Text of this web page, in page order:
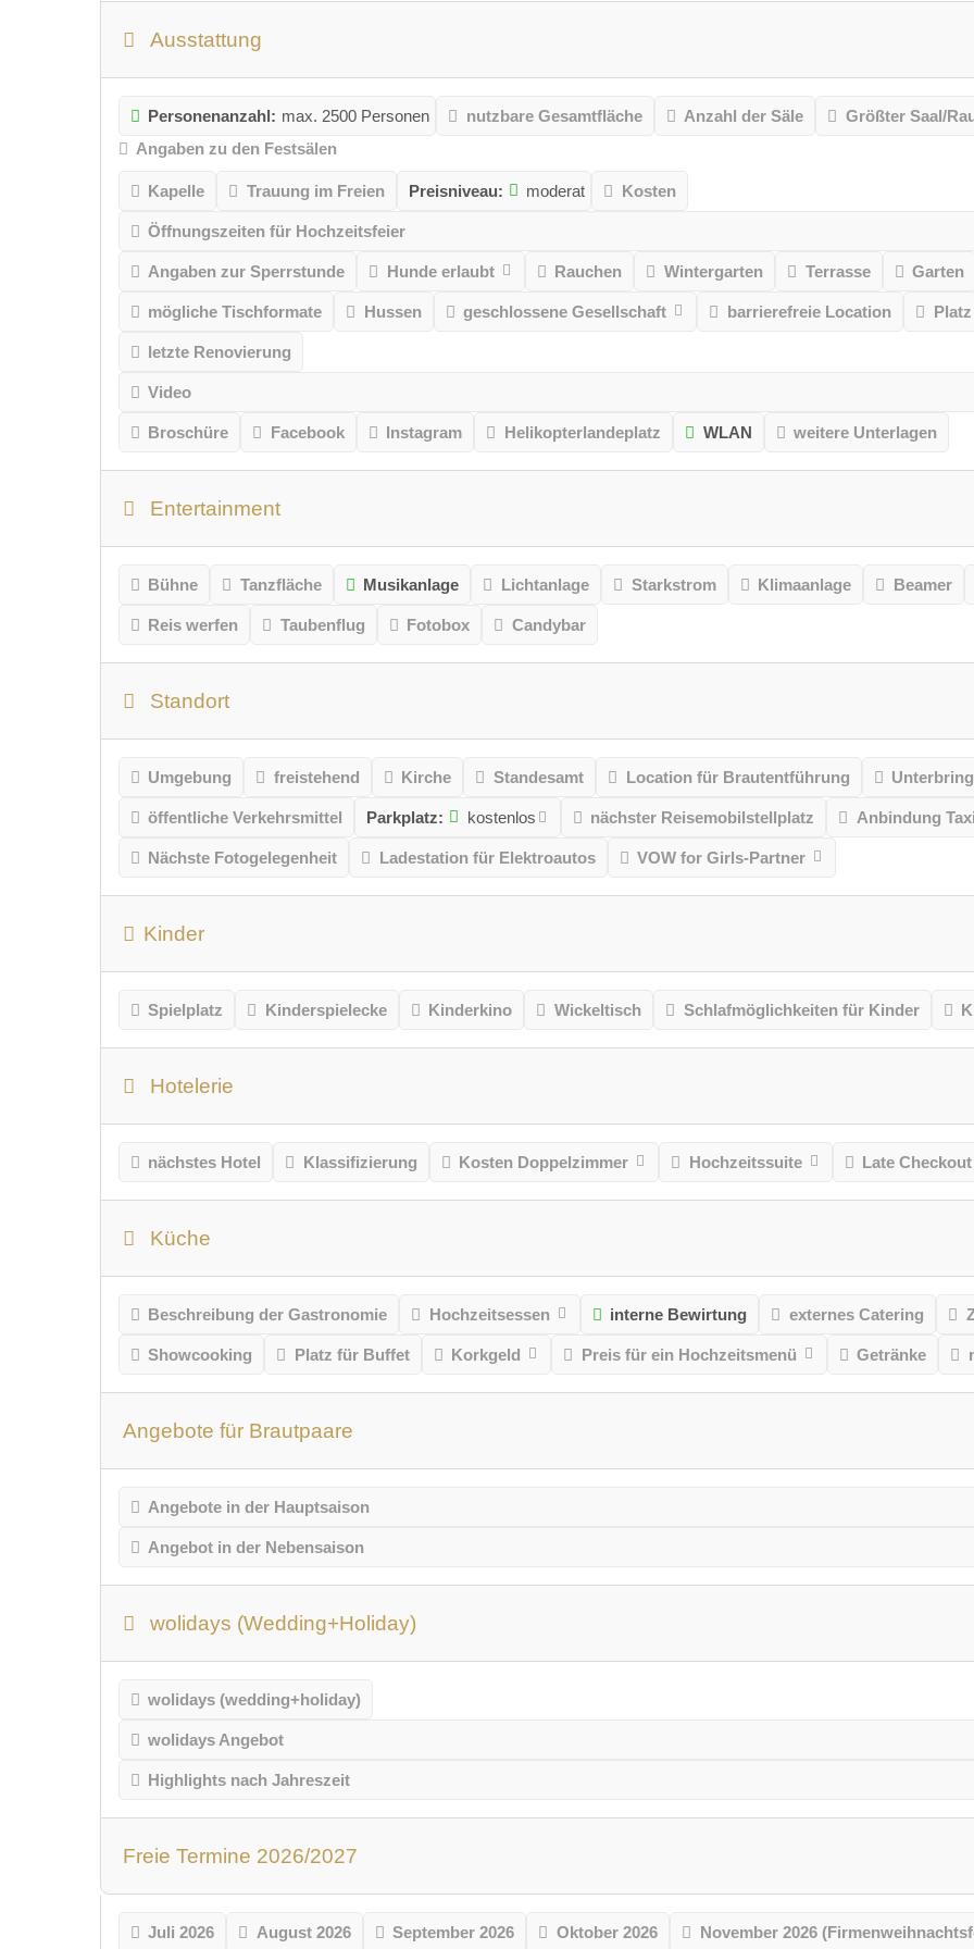
Ausstattung
Personenanzahl: max. 2500 Personen nutzbare Gesamtfläche Anzahl der Säle
Größter Saal/
Angaben zu den Festsälen
Kapelle Trauung im Freien Preisniveau: moderat Kosten
Öffnungszeiten für Hochzeitsfeier
Angaben zur Sperrstunde Hunde erlaubt Rauchen Wintergarten Terrasse Garten
mögliche Tischformate Hussen geschlossene Gesellschaft barrierefreie Location
letzte Renovierung
Video
Broschüre Facebook Instagram Helikopterlandeplatz WLAN weitere Unterlagen
Entertainment
Bühne Tanzfläche Musikanlage Lichtanlage Starkstrom Klimaanlage Beamer
Reis werfen Taubenflug Fotobox Candybar
Standort
Umgebung freistehend Kirche Standesamt Location für Brautentführung
öffentliche Verkehrsmittel Parkplatz: kostenlos nächster Reisemobilstellplatz Anbindung
Nächste Fotogelegenheit Ladestation für Elektroautos VOW for Girls-Partner
Kinder
Spielplatz Kinderspielecke Kinderkino Wickeltisch Schlafmöglichkeiten für Kinder
Hotelerie
nächstes Hotel Klassifizierung Kosten Doppelzimmer Hochzeitssuite Late Checkout
Küche
Beschreibung der Gastronomie Hochzeitsessen interne Bewirtung externes Catering
Showcooking Platz für Buffet Korkgeld Preis für ein Hochzeitsmenü Getränke
Angebote für Brautpaare
Angebote in der Hauptsaison
Angebot in der Nebensaison
wolidays (Wedding+Holiday)
wolidays (wedding+holiday)
wolidays Angebot
Highlights nach Jahreszeit
Freie Termine 2026/2027
Juli 2026 August 2026 September 2026 Oktober 2026 November 2026